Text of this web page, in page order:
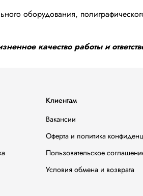
оборудования,
качество работы и
Клиентам
Вакансии
Оферта и политика
Пользовательское
Условия обмена и возврата